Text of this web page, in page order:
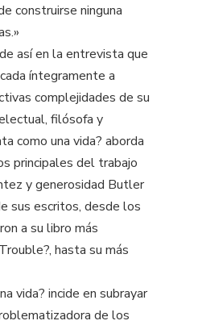
construirse ninguna
así en la entrevista que
íntegramente a
complejidades de su
filósofa y
como una vida? aborda
principales del trabajo
y generosidad Butler
sus escritos, desde los
a su libro más
hasta su más
vida? incide en subrayar
de los